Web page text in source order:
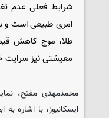
شرایط فعلی عدم
امری طبیعی است و با
طلا، موج کاهش
معیشتی نیز سرایت
محمدمهدی مفتح،
ایسکانیوز، با اشاره